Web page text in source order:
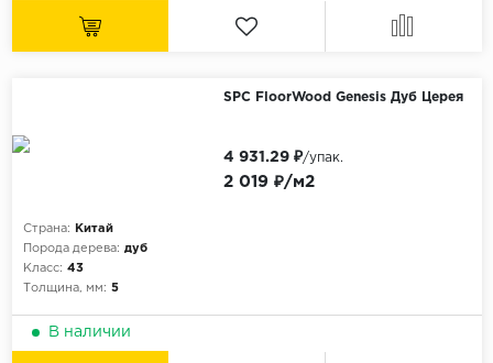
SPC FloorWood Genesis Дуб Церея
Страна:
Китай
Порода дерева: дуб
Класс: 43
Толщина, мм: 5
2 019 ₽/м2
4 931.29 ₽/упак.
В наличии